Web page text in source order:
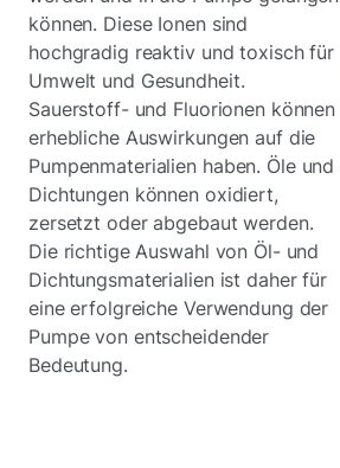
können. Diese Ionen sind
hochgradig reaktiv und toxisch für
Umwelt und Gesundheit.
Sauerstoff- und Fluorionen können
erhebliche Auswirkungen auf die
Pumpenmaterialien haben. Öle und
Dichtungen können oxidiert,
zersetzt oder abgebaut werden.
Die richtige Auswahl von Öl- und
Dichtungsmaterialien ist daher für
eine erfolgreiche Verwendung der
Pumpe von entscheidender
Bedeutung.